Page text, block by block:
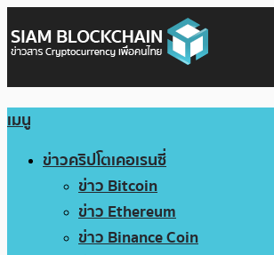
เมนู
ข่าวคริปโตเคอเรนซี่
ข่าว Bitcoin
ข่าว Ethereum
ข่าว Binance Coin